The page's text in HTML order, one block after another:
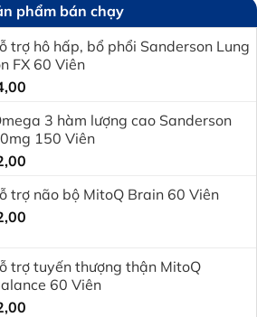
phẩm bán chạy
trợ hô hấp, bổ phổi Sanderson Lung
FX 60 Viên
Giá
tại
là:
$24,00.
3 hàm lượng cao Sanderson
150 Viên
Giá
tại
là:
trợ não bộ MitoQ Brain 60 Viên
Giá
là:
$72,00.
trợ tuyến thượng thận MitoQ
60 Viên
Giá